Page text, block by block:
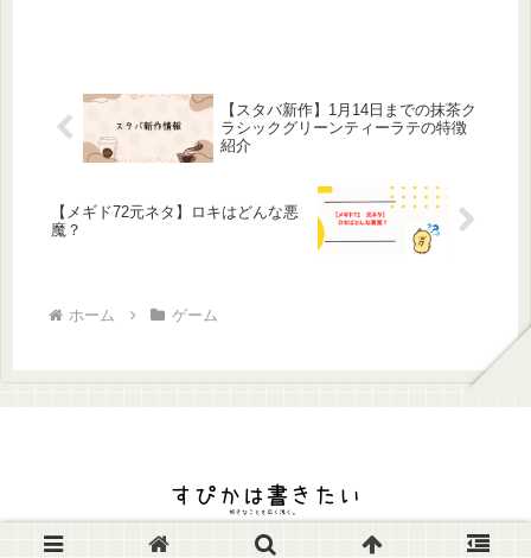
【スタバ新作】1月14日までの抹茶ク
ラシックグリーンティーラテの特徴
紹介
【メギド72元ネタ】ロキはどんな悪
魔？
ホーム ゲーム
© 2023 すぴかは書きたい.